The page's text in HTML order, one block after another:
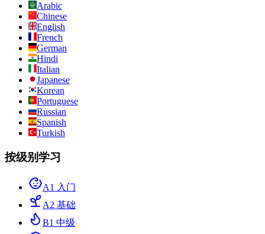
Arabic
Chinese
English
French
German
Hindi
Italian
Japanese
Korean
Portuguese
Russian
Spanish
Turkish
按级别学习
A1 入门
A2 基础
B1 中级